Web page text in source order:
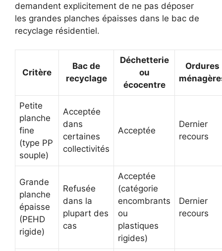
demandent explicitement de ne pas déposer
les grandes planches épaisses dans le bac de
recyclage résidentiel.
Critère
Bac de
recyclage
Déchetterie
ou
écocentre
Ordures
Petite
planche
fine
(type PP
souple)
Acceptée
dans
certaines
collectivités
Acceptée
Dernier
recours
Grande
planche
épaisse
(PEHD
rigide)
Refusée
dans la
plupart des
cas
Acceptée
(catégorie
encombrants
ou
plastiques
rigides)
Dernier
recours